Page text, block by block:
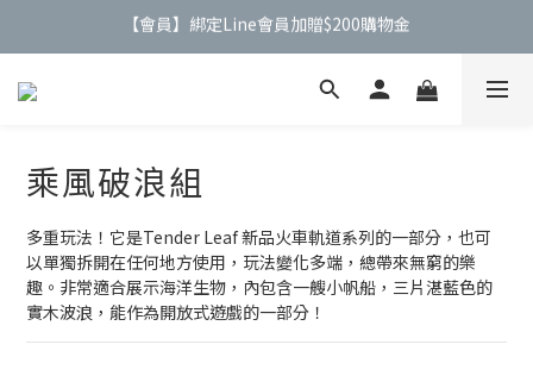
【公告】4/21(二)起 價格調整事宜
【公告】4/21(二)起 價格調整事宜
乘風破浪組
多重玩法！它是Tender Leaf 新品火車軌道系列的一部分，也可
以單獨拆開在任何地方使用，玩法變化多端，總帶來無窮的樂
趣。非常適合展示海洋生物，內包含一艘小帆船，三片湛藍色的
實木波浪，能作為開放式遊戲的一部分！